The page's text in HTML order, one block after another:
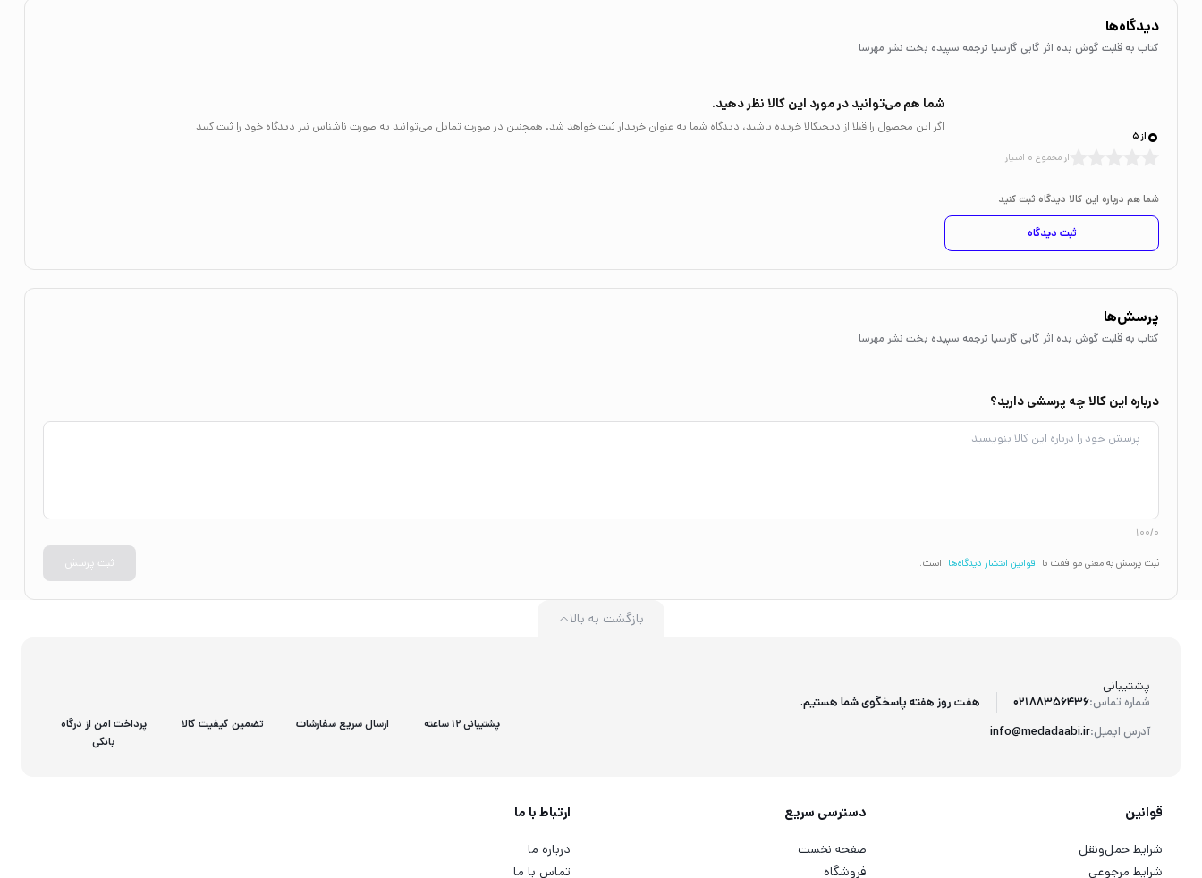
دیدگاه‌ها
کتاب به قلبت گوش بده اثر گابی گارسیا ترجمه سپیده بخت نشر مهرسا
0 از 5
از مجموع 0 امتیاز
شما هم درباره این کالا دیدگاه ثبت کنید
ثبت دیدگاه
شما هم می‌توانید در مورد این کالا نظر دهید.
اگر این محصول را قبلا از دیجیکالا خریده باشید، دیدگاه شما به عنوان خریدار ثبت خواهد شد. همچنین در صورت تمایل می‌توانید به صورت ناشناس نیز دیدگاه خود را ثبت کنید
پرسش‌ها
کتاب به قلبت گوش بده اثر گابی گارسیا ترجمه سپیده بخت نشر مهرسا
درباره این کالا چه پرسشی دارید؟
100/0
ثبت پرسش به معنی موافقت با قوانین انتشار دیدگاه‌ها است. ثبت پرسش
پشتیبانی
شماره تماس:02188356436
آدرس ایمیل:info@medadaabi.ir
هفت روز هفته پاسخگوی شما هستیم.
بازگشت به بالا
پشتیبانی 12 ساعته ارسال سریع سفارشات تضمین کیفیت کالا
پرداخت امن از درگاه
بانکی
قوانین
شرایط حمل‌ونقل
شرایط مرجوعی
دسترسی سریع
صفحه نخست
فروشگاه
ارتباط با ما
درباره ما
تماس با ما